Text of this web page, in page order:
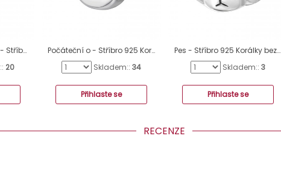
Závěsné počáteční V - Stříbro 925 Korálky bez kamenů A4S12080
20
Počáteční o - Stříbro 925 Korálky bez kamenů A4S6528
Skladem:: 34
Přihlaste se
Pes - Stříbro 925 Korálky bez kamenů A4S2876
Skladem:: 3
Přihlaste se
RECENZE